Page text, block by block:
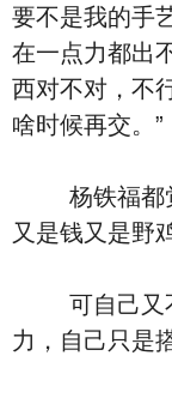
要不是我的手
在一点力都出
西对不对，不
啥时候再交。”
杨铁福都觉
又是钱又是野
可自己又不
力，自己只是